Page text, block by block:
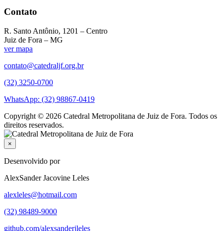
Contato
R. Santo Antônio, 1201 – Centro
Juiz de Fora – MG
ver mapa
contato@catedraljf.org.br
(32) 3250-0700
WhatsApp: (32) 98867-0419
Copyright © 2026 Catedral Metropolitana de Juiz de Fora. Todos os
direitos reservados.
×
Desenvolvido por
AlexSander Jacovine Leles
alexleles@hotmail.com
(32) 98489-9000
github.com/alexsanderjleles